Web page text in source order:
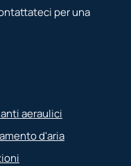
per una
aeraulici
d'aria